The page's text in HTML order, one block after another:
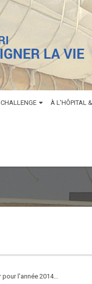
À L'HÔPITAL
l'année 2014...